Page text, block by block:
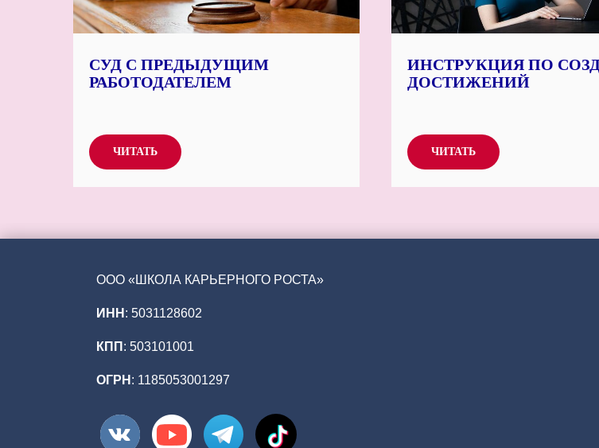
СУД С ПРЕДЫДУЩИМ
РАБОТОДАТЕЛЕМ
ЧИТАТЬ
ИНСТРУКЦИЯ ПО
ДОСТИЖЕНИЙ
ЧИТАТЬ
ООО «ШКОЛА КАРЬЕРНОГО РОСТА»
КПП : 503101001
ИНН : 5031128602
ОГРН : 1185053001297